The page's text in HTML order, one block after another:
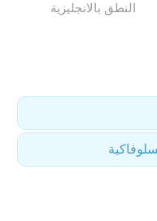
النطق بالانجليزية